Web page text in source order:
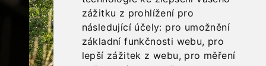
zážitku z prohlížení pro
následující účely: pro umožnění
základní funkčnosti webu, pro
lepší zážitek z webu, pro měření